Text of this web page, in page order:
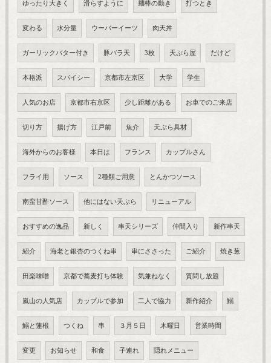
ゆったり大きく 滑らすように 麺棒の動き 打つとき
変わる 水分量 ウーバーイーツ 肉天丼
ガーリックバター付き 豚バラ天 3枚 天ぷら屋 だけど
本格派 スパイシー 京都市左京区 大学 学生
人気のお店 京都市右京区 少し距離がある お車でのご来店
切り方 揚げ方 江戸前 魚介 天ぷら具材
海外からのお客様 本日は フランス カップルさん
フライ用 ソース 2種類ご用意 とんかつソース
南蛮甘酢ソース 他にはない天ぷら リニューアル
おすすめの逸品 新しく 串天シリーズ 仲間入り 新作串天
紹介 海老と銀杏のつくね串 串にささった ご紹介 焼き葱
田楽味噌 京都で蕎麦打ち体験 気兼ねなく 質問し放題
嵐山の人気店 カップルで参加 二人で協力 新作紹介 鰯
鰯と蓮根 つくね 串 ３月５日 木曜日 営業時間
変更 お知らせ 和食 子連れ 隠れメニュー